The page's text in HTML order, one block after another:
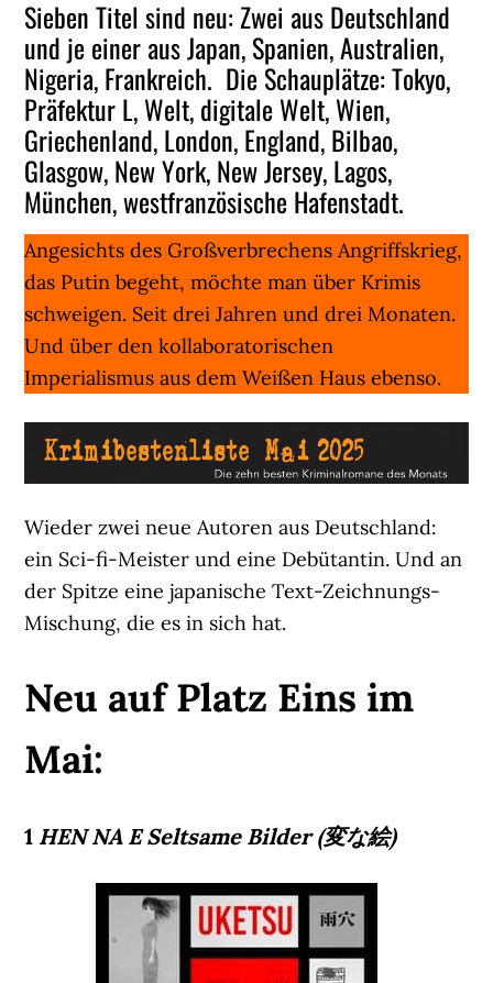
Sieben Titel sind neu: Zwei aus Deutschland
und je einer aus Japan, Spanien, Australien,
Nigeria, Frankreich. Die Schauplätze: Tokyo,
Präfektur L, Welt, digitale Welt, Wien,
Griechenland, London, England, Bilbao,
Glasgow, New York, New Jersey, Lagos,
München, westfranzösische Hafenstadt.
Angesichts des Großverbrechens Angriffskrieg,
das Putin begeht, möchte man über Krimis
schweigen. Seit drei Jahren und drei Monaten.
Und über den kollaboratorischen
Imperialismus aus dem Weißen Haus ebenso.
Wieder zwei neue Autoren aus Deutschland:
ein Sci-fi-Meister und eine Debütantin. Und an
der Spitze eine japanische Text-Zeichnungs-
Mischung, die es in sich hat.
Neu auf Platz Eins im
Mai:
1 HEN NA E Seltsame Bilder (変な絵)